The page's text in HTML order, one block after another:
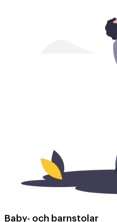
Baby- och barnstolar